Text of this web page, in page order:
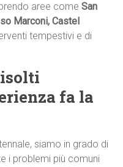
aree comeSan
Marconi, Castel
tempestivi e di
fa la
siamo in grado di
i problemi più comuni